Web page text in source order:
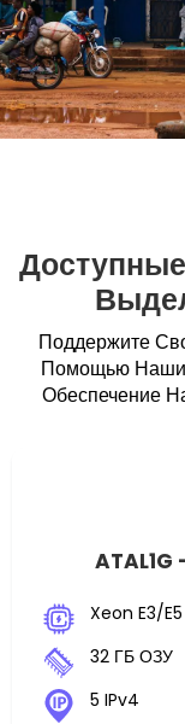
Поддержите
Помощью
Обеспечение
ATAL1G
Xeon E3/E5
32 ГБ ОЗУ
5 IPv4